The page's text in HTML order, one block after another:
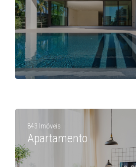
843 Imóveis
Apartamento